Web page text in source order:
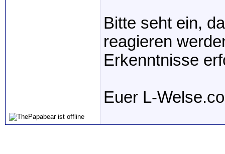
Bitte seht ein,
reagieren
Erkenntnisse
Euer L-